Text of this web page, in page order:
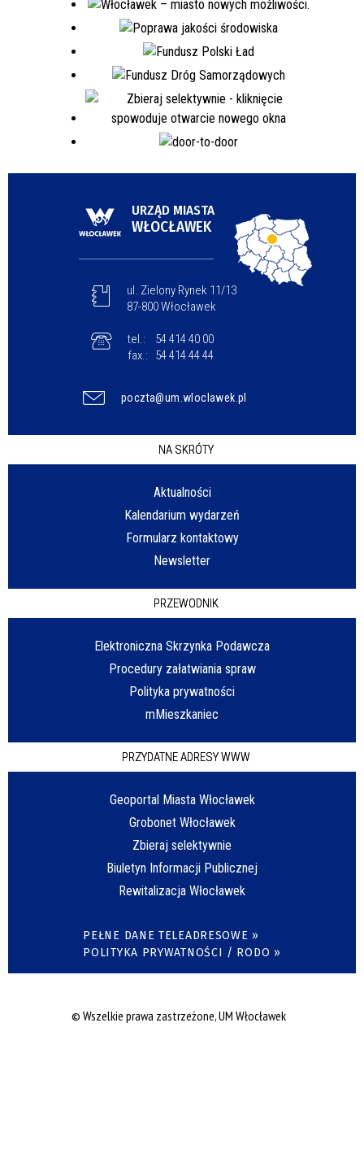
URZĄD MIASTA
WŁOCŁAWEK
ul. Zielony Rynek 11/13
87-800 Włocławek
tel.:
54 414 40 00
fax.:
54 414 44 44
poczta@um.wloclawek.pl
NA SKRÓTY
Aktualności
Kalendarium wydarzeń
Formularz kontaktowy
Newsletter
PRZEWODNIK
Elektroniczna Skrzynka Podawcza
Procedury załatwiania spraw
Polityka prywatności
mMieszkaniec
PRZYDATNE ADRESY WWW
Geoportal Miasta Włocławek
Grobonet Włocławek
Zbieraj selektywnie
Biuletyn Informacji Publicznej
Rewitalizacja Włocławek
PEŁNE DANE TELEADRESOWE »
POLITYKA PRYWATNOŚCI / RODO »
© Wszelkie prawa zastrzeżone, UM Włocławek